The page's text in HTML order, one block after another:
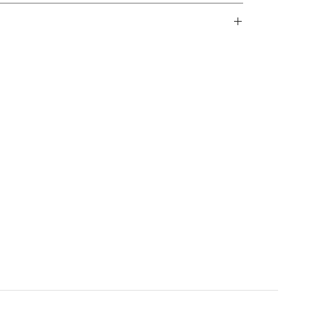
shipping, which typically takes 2-3 business days
delivers your package within 24hr business days.